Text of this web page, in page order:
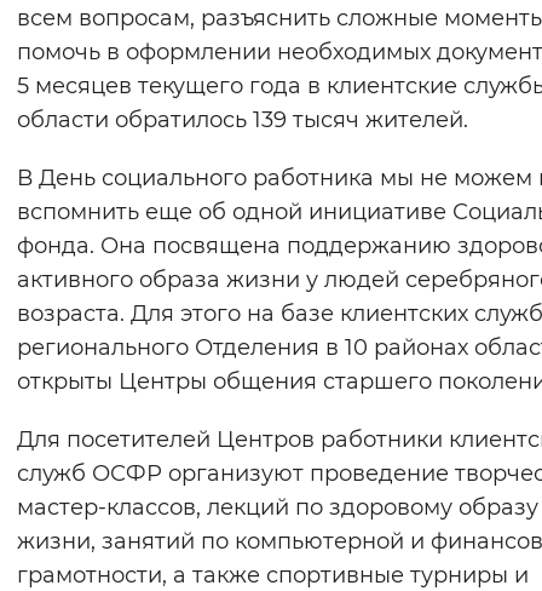
всем вопросам, разъяснить сложные
помочь в оформлении необходимых
5 месяцев текущего года в клиентские
области обратилось 139 тысяч жителей.
В День социального работника мы не можем
вспомнить еще об одной инициативе
фонда. Она посвящена поддержанию
активного образа жизни у людей
возраста. Для этого на базе клиентских служб
регионального Отделения в 10 районах
открыты Центры общения старшего
Для посетителей Центров работники
служб ОСФР организуют проведение
мастер-классов, лекций по здоровому образу
жизни, занятий по компьютерной и
грамотности, а также спортивные турниры и